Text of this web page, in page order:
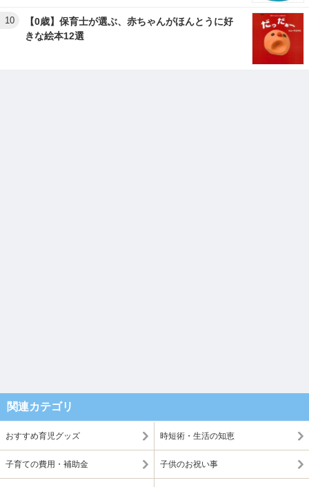
10
【0歳】保育士が選ぶ、赤ちゃんがほんとうに好
きな絵本12選
関連カテゴリ
おすすめ育児グッズ 時短術・生活の知恵
子育ての費用・補助金 子供のお祝い事